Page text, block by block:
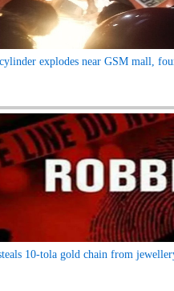
explodes near GSM mall,
10-tola gold chain from